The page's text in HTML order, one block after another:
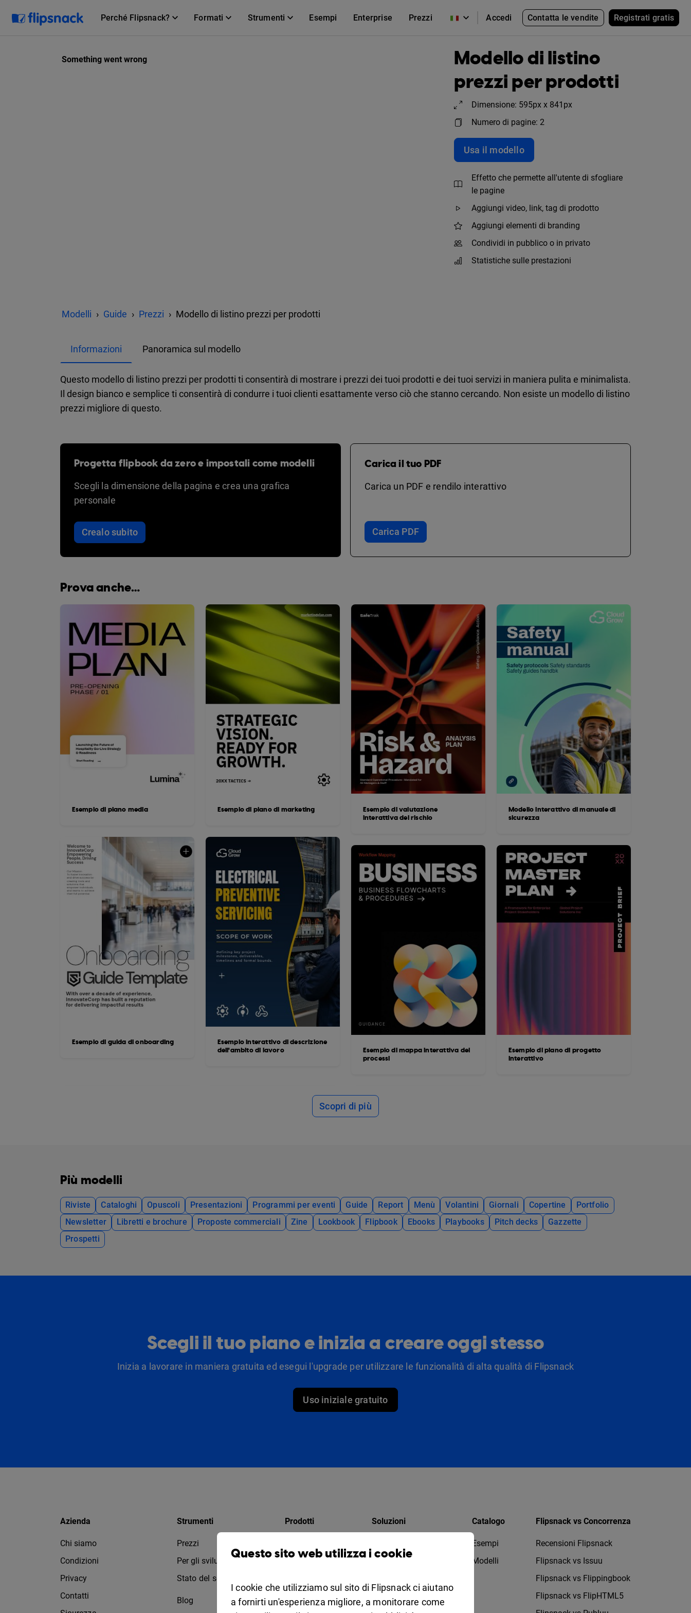
Perché Flipsnack? Formati Strumenti Esempi Enterprise Prezzi Accedi Contatta le vendite Registrati gratis
Modello di listino
prezzi per prodotti
Dimensione: 595px x 841px
Numero di pagine: 2
Usa il modello
Effetto che permette all'utente di sfogliare
le pagine
Aggiungi video, link, tag di prodotto
Aggiungi elementi di branding
Condividi in pubblico o in privato
Statistiche sulle prestazioni
Modelli Guide Prezzi Modello di listino prezzi per prodotti
Informazioni Panoramica sul modello
Questo modello di listino prezzi per prodotti ti consentirà di mostrare i prezzi dei tuoi prodotti e dei tuoi servizi in maniera pulita e minimalista.
Il design bianco e semplice ti consentirà di condurre i tuoi clienti esattamente verso ciò che stanno cercando. Non esiste un modello di listino
prezzi migliore di questo.
Progetta flipbook da zero e impostali come modelli
Scegli la dimensione della pagina e crea una grafica
personale
Crealo subito
Carica il tuo PDF
Carica un PDF e rendilo interattivo
Carica PDF
Prova anche…
Esempio di piano media
Esempio di guida di onboarding
Esempio di piano di marketing
Esempio interattivo di descrizione
dell'ambito di lavoro
Esempio di valutazione
interattiva del rischio
Esempio di mappa interattiva dei
processi
Modello interattivo di manuale di
sicurezza
Esempio di piano di progetto
interattivo
Scopri di più
Più modelli
Riviste Cataloghi Opuscoli Presentazioni Programmi per eventi Guide Report Menù Volantini Giornali Copertine
Portfolio
Newsletter
Libretti e brochure Proposte commerciali Zine Lookbook Flipbook Ebooks Playbooks Pitch decks
Gazzette
Prospetti
Scegli il tuo piano e inizia a creare oggi stesso
Inizia a lavorare in maniera gratuita ed esegui l'upgrade per utilizzare le funzionalità di alta qualità di Flipsnack
Uso iniziale gratuito
Azienda
Chi siamo
Condizioni
Privacy
Contatti
Strumenti
Prezzi
Per gli sviluppatori
Stato del servizio
Blog
Prodotti
Libreria virtuale
Apps
Soluzioni
Per le aziende
For education
Catalogo
Esempi
Modelli
Flipsnack vs Concorrenza
Recensioni Flipsnack
Flipsnack vs Issuu
Flipsnack vs Flippingbook
Flipsnack vs FlipHTML5
Questo sito web utilizza i cookie
I cookie che utilizziamo sul sito di Flipsnack ci aiutano
a fornirti un'esperienza migliore, a monitorare come